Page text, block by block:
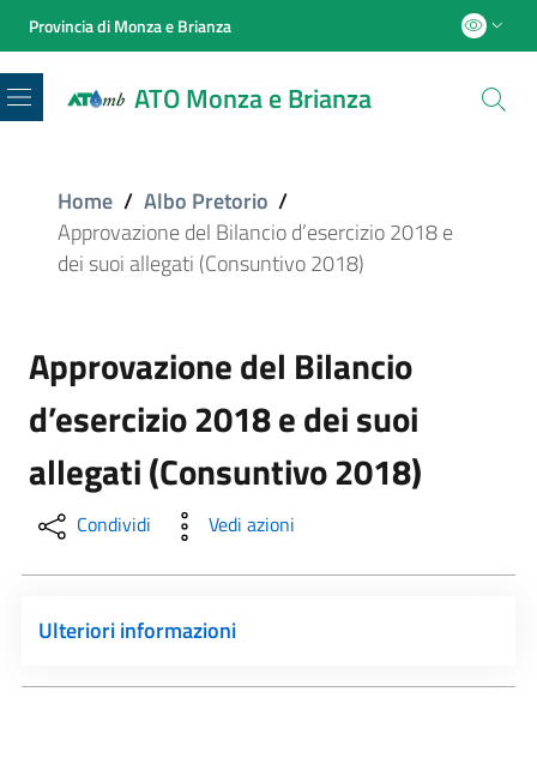
Provincia di Monza e Brianza
ATO Monza e Brianza
Menu
Home / Albo Pretorio /
Approvazione del Bilancio d’esercizio 2018 e
dei suoi allegati (Consuntivo 2018)
Approvazione del Bilancio
d’esercizio 2018 e dei suoi
allegati (Consuntivo 2018)
Condividi Vedi azioni
Ulteriori informazioni